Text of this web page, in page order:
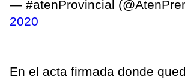
— #atenProvincial
2020
En el acta firmada donde